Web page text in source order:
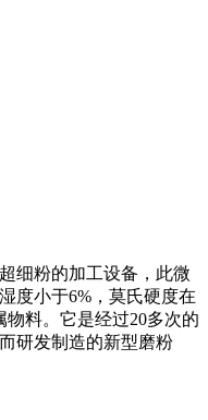
细粉的加工设备，此微
度小于6%，莫氏硬度在
料。它是经过20多次的
研发制造的新型磨粉